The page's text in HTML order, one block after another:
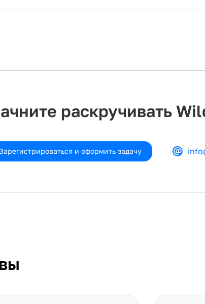
раскручивать
и оформить задачу